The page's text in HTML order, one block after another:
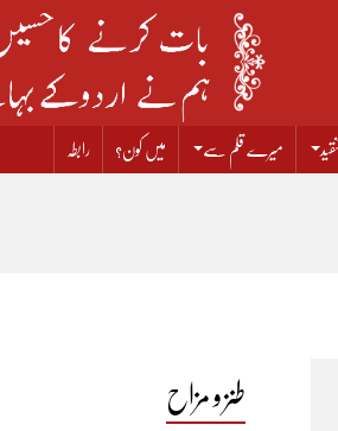
میرے قلم سے میں کون؟ رابطہ
طنز و مزاح